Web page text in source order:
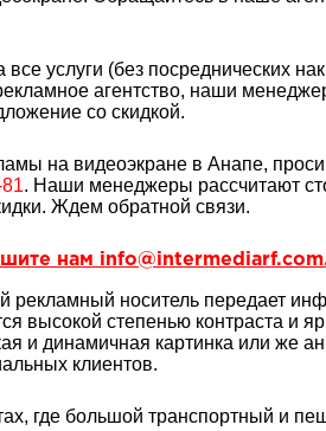
услуги (без посреднических
агентство, наши
со скидкой.
на видеоэкране в Анапе,
. Наши менеджеры рассчитают
Ждем обратной связи.
нам
рекламный носитель передает
высокой степенью контраста и
и динамичная картинка или же
клиентов.
где большой транспортный и